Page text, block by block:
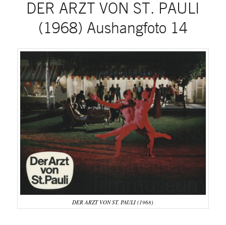
DER ARZT VON ST. PAULI
(1968) Aushangfoto 14
DER ARZT VON ST. PAULI (1968)